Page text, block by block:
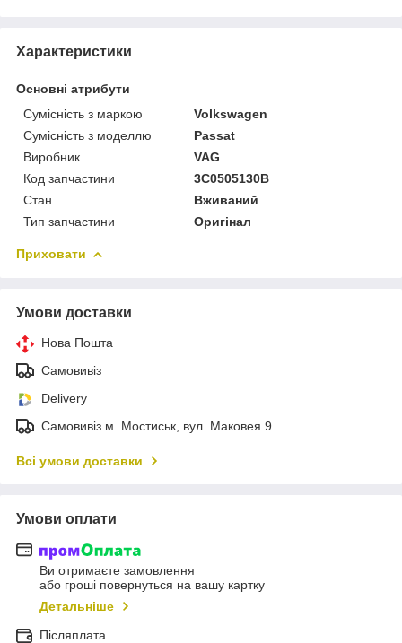
Характеристики
Основні атрибути
Сумісність з маркою
Volkswagen
Сумісність з моделлю
Passat
Виробник
VAG
Код запчастини
3C0505130B
Стан
Вживаний
Тип запчастини
Оригінал
Приховати
Умови доставки
Нова Пошта
Самовивіз
Delivery
Самовивіз м. Мостиськ, вул. Маковея 9
Всі умови доставки
Умови оплати
Ви отримаєте замовлення
або гроші повернуться на вашу картку
Детальніше
Післяплата